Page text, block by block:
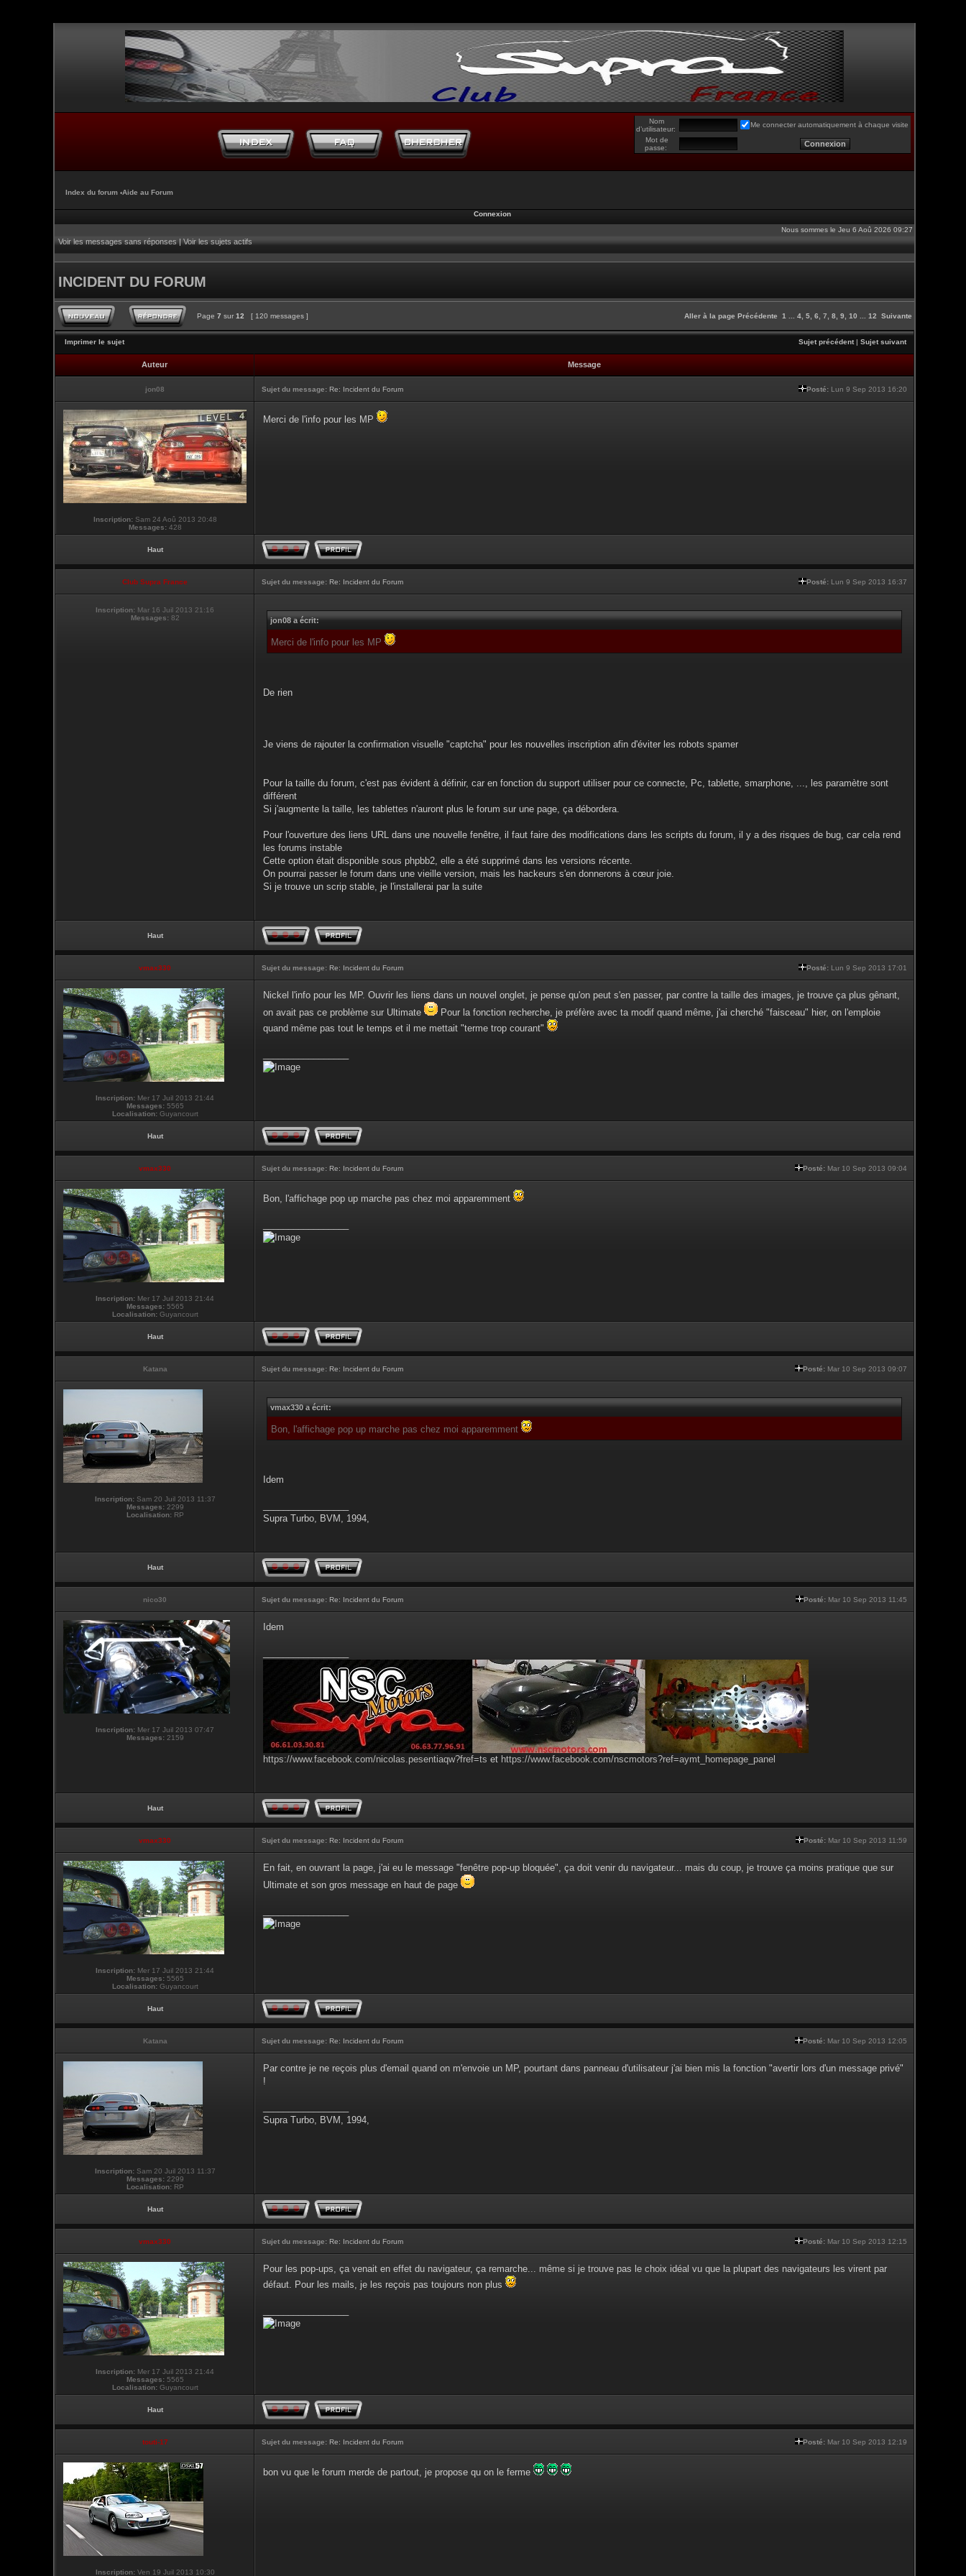
Nom
d’utilisateur:
Me connecter automatiquement à chaque visite
Mot de
passe:
Index du forum ‹Aide au Forum
Connexion
Nous sommes le Jeu 6 Aoû 2026 09:27
Voir les messages sans réponses|Voir les sujets actifs
INCIDENT DU FORUM
Page 7 sur 12 [ 120 messages ] Aller à la page Précédente 1 4 5 6 7 8 9 10 12 Suivante
Imprimer le sujet Sujet précédent| Sujet suivant
Auteur Message
jon08 Sujet du message: Re: Incident du Forum Posté: Lun 9 Sep 2013 16:20
Inscription:Sam 24 Aoû 2013 20:48
Messages:428
Merci de l'info pour les MP
Haut
Club Supra France Sujet du message: Re: Incident du Forum Posté: Lun 9 Sep 2013 16:37
Inscription: Mar 16 Juil 2013 21:16
Messages:82 jon08 a écrit:
Merci de l'info pour les MP
De rien
Je viens de rajouter la confirmation visuelle "captcha" pour les nouvelles inscription afin d'éviter les robots spamer
Pour la taille du forum, c'est pas évident à définir, car en fonction du support utiliser pour ce connecte, Pc, tablette, smarphone, ..., les paramètre sont
différent
Si j'augmente la taille, les tablettes n'auront plus le forum sur une page, ça débordera.
Pour l'ouverture des liens URL dans une nouvelle fenêtre, il faut faire des modifications dans les scripts du forum, il y a des risques de bug, car cela rend
les forums instable
Cette option était disponible sous phpbb2, elle a été supprimé dans les versions récente.
On pourrai passer le forum dans une vieille version, mais les hackeurs s'en donnerons à cœur joie.
Si je trouve un scrip stable, je l'installerai par la suite
Haut
vmax330 Sujet du message: Re: Incident du Forum Posté: Lun 9 Sep 2013 17:01
Inscription: Mer 17 Juil 2013 21:44
Messages:5565
Localisation:Guyancourt
Nickel l'info pour les MP. Ouvrir les liens dans un nouvel onglet, je pense qu'on peut s'en passer, par contre la taille des images, je trouve ça plus gênant,
on avait pas ce problème sur Ultimate
Pour la fonction recherche, je préfère avec ta modif quand même, j'ai cherché "faisceau" hier, on l'emploie
quand même pas tout le temps et il me mettait "terme trop courant"
Haut
vmax330 Sujet du message: Re: Incident du Forum Posté: Mar 10 Sep 2013 09:04
Inscription: Mer 17 Juil 2013 21:44
Messages:5565
Localisation:Guyancourt
Bon, l'affichage pop up marche pas chez moi apparemment
Haut
Katana Sujet du message: Re: Incident du Forum Posté: Mar 10 Sep 2013 09:07
Inscription:Sam 20 Juil 2013 11:37
Messages:2299
Localisation:RP
vmax330 a écrit:
Bon, l'affichage pop up marche pas chez moi apparemment
Idem
Supra Turbo, BVM, 1994,
Haut
nico30 Sujet du message: Re: Incident du Forum Posté: Mar 10 Sep 2013 11:45
Inscription: Mer 17 Juil 2013 07:47
Messages:2159
Idem
https://www.facebook.com/nicolas.pesentiaqw?fref=ts et https://www.facebook.com/nscmotors?ref=aymt_homepage_panel
Haut
vmax330 Sujet du message: Re: Incident du Forum Posté: Mar 10 Sep 2013 11:59
Inscription: Mer 17 Juil 2013 21:44
Messages:5565
Localisation:Guyancourt
En fait, en ouvrant la page, j'ai eu le message "fenêtre pop-up bloquée", ça doit venir du navigateur... mais du coup, je trouve ça moins pratique que sur
Ultimate et son gros message en haut de page
Haut
Katana Sujet du message: Re: Incident du Forum Posté: Mar 10 Sep 2013 12:05
Inscription:Sam 20 Juil 2013 11:37
Messages:2299
Localisation:RP
Par contre je ne reçois plus d'email quand on m'envoie un MP, pourtant dans panneau d'utilisateur j'ai bien mis la fonction "avertir lors d'un message privé"
!
Supra Turbo, BVM, 1994,
Haut
vmax330 Sujet du message: Re: Incident du Forum Posté: Mar 10 Sep 2013 12:15
Inscription: Mer 17 Juil 2013 21:44
Messages:5565
Localisation:Guyancourt
Pour les pop-ups, ça venait en effet du navigateur, ça remarche... même si je trouve pas le choix idéal vu que la plupart des navigateurs les virent par
défaut. Pour les mails, je les reçois pas toujours non plus
Haut
touti-17 Sujet du message: Re: Incident du Forum Posté: Mar 10 Sep 2013 12:19
Inscription:Ven 19 Juil 2013 10:30
bon vu que le forum merde de partout, je propose qu on le ferme